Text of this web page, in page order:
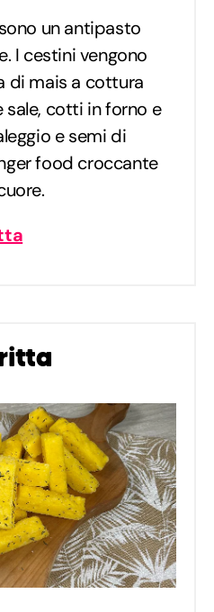
un antipasto
I cestini vengono
di mais a cottura
sale, cotti in forno e
e semi di
food croccante